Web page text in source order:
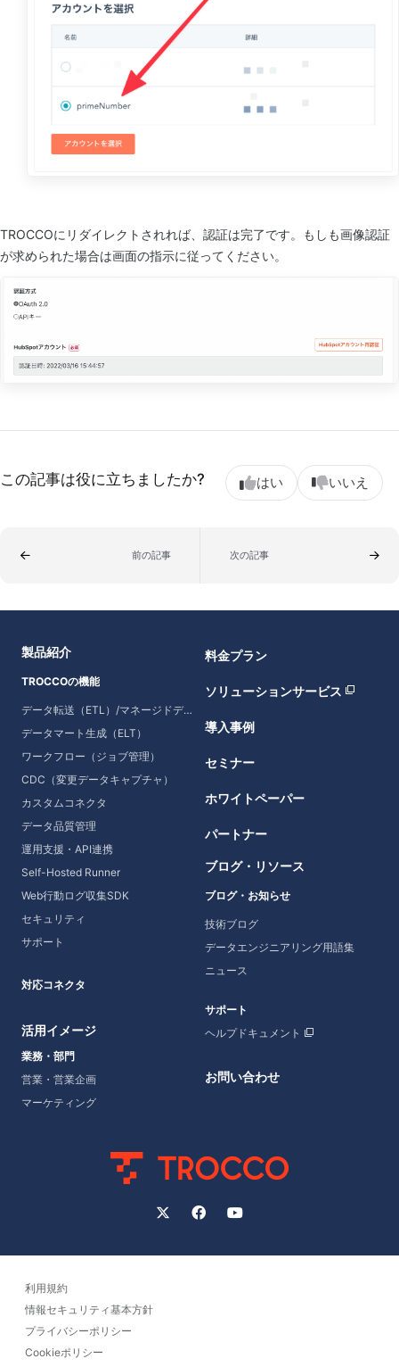
TROCCOにリダイレクトされれば、認証は完了です。もしも画像認証
が求められた場合は画面の指示に従ってください。
この記事は役に立ちましたか? はい いいえ
前の記事 次の記事
製品紹介
TROCCOの機能
データ転送（ETL）/マネージドデータ転送
データマート生成（ELT）
ワークフロー（ジョブ管理）
CDC（変更データキャプチャ）
カスタムコネクタ
データ品質管理
運用支援・API連携
Self-Hosted Runner
Web行動ログ収集SDK
セキュリティ
サポート
対応コネクタ
活用イメージ
業務・部門
営業・営業企画
マーケティング
料金プラン
ソリューションサービス
導入事例
セミナー
ホワイトペーパー
パートナー
ブログ・リソース
ブログ・お知らせ
技術ブログ
データエンジニアリング用語集
ニュース
サポート
ヘルプドキュメント
お問い合わせ
利用規約
情報セキュリティ基本方針
プライバシーポリシー
Cookieポリシー